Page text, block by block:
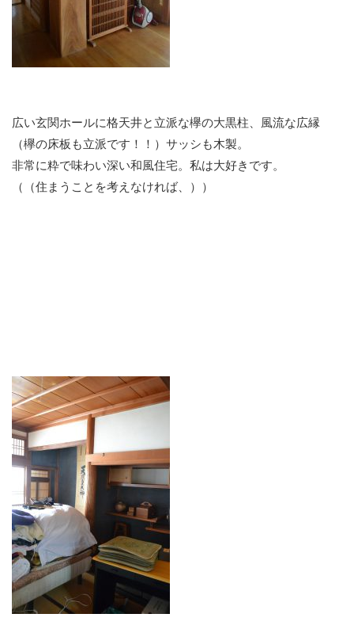
広い玄関ホールに格天井と立派な欅の大黒柱、風流な広縁
（欅の床板も立派です！！）サッシも木製。
非常に粋で味わい深い和風住宅。私は大好きです。
（（住まうことを考えなければ、））